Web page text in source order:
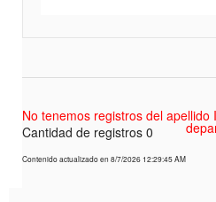
No tenemos registros del apellido
Cantidad de registros 0
Contenido actualizado en 8/7/2026 12:29:45 AM